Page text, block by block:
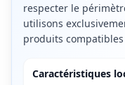
respecter le
utilisons
produits
Caractéristiques